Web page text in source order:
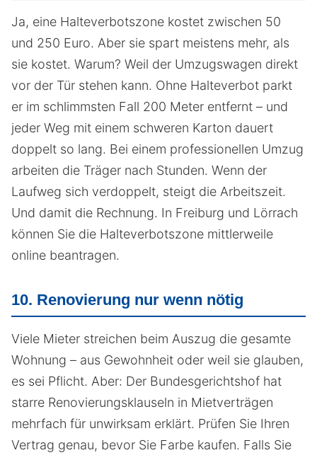
Ja, eine Halteverbotszone kostet zwischen 50
und 250 Euro. Aber sie spart meistens mehr, als
sie kostet. Warum? Weil der Umzugswagen direkt
vor der Tür stehen kann. Ohne Halteverbot parkt
er im schlimmsten Fall 200 Meter entfernt – und
jeder Weg mit einem schweren Karton dauert
doppelt so lang. Bei einem professionellen Umzug
arbeiten die Träger nach Stunden. Wenn der
Laufweg sich verdoppelt, steigt die Arbeitszeit.
Und damit die Rechnung. In Freiburg und Lörrach
können Sie die Halteverbotszone mittlerweile
online beantragen.
10. Renovierung nur wenn nötig
Viele Mieter streichen beim Auszug die gesamte
Wohnung – aus Gewohnheit oder weil sie glauben,
es sei Pflicht. Aber: Der Bundesgerichtshof hat
starre Renovierungsklauseln in Mietverträgen
mehrfach für unwirksam erklärt. Prüfen Sie Ihren
Vertrag genau, bevor Sie Farbe kaufen. Falls Sie